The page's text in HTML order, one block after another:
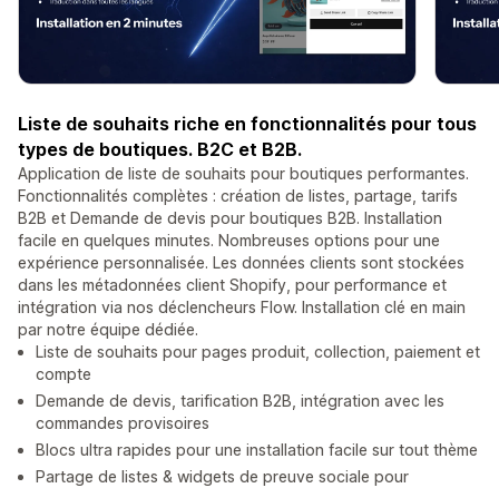
Liste de souhaits riche en fonctionnalités pour tous
types de boutiques. B2C et B2B.
Application de liste de souhaits pour boutiques performantes.
Fonctionnalités complètes : création de listes, partage, tarifs
B2B et Demande de devis pour boutiques B2B. Installation
facile en quelques minutes. Nombreuses options pour une
expérience personnalisée. Les données clients sont stockées
dans les métadonnées client Shopify, pour performance et
intégration via nos déclencheurs Flow. Installation clé en main
par notre équipe dédiée.
Liste de souhaits pour pages produit, collection, paiement et
compte
Demande de devis, tarification B2B, intégration avec les
commandes provisoires
Blocs ultra rapides pour une installation facile sur tout thème
Partage de listes & widgets de preuve sociale pour